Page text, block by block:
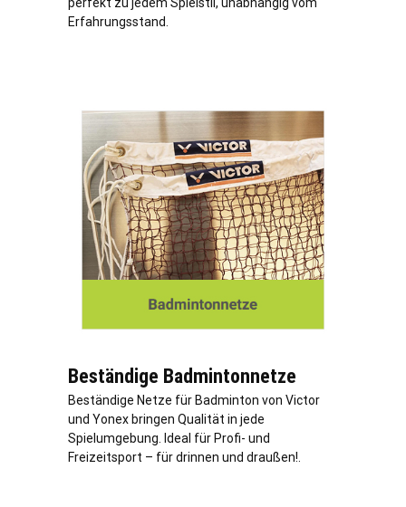
perfekt zu jedem Spielstil, unabhängig vom
Erfahrungsstand.
Beständige Badmintonnetze
Beständige Netze für Badminton von Victor
und Yonex bringen Qualität in jede
Spielumgebung. Ideal für Profi- und
Freizeitsport – für drinnen und draußen!.